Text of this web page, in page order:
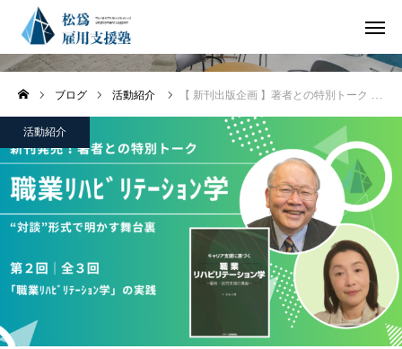
ブログ 活動紹介 【 新刊出版企画 】著者との特別トーク Vol.2「職業リハビリテーション学」
活動紹介
ログイン
お知らせ
職リハ・学びラボ
受講生の声